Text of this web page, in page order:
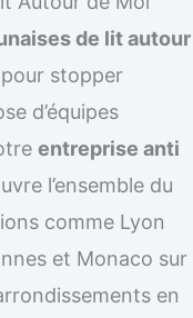
de lit autour
stopper
d’équipes
entreprise anti
l’ensemble du
comme Lyon
et Monaco sur
en